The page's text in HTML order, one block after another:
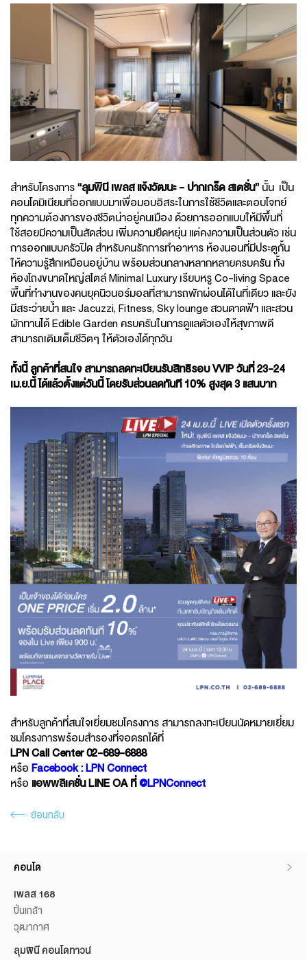
สำหรับโครงการ“ลุมพินี เพลส แจ้งวัฒนะ - ปากเกร็ด สเตชั่น”นั้น เป็น
คอนโดมิเนียมที่ออกแบบมาเพื่อมอบอิสระในการใช้ชีวิตและตอบโจทย์
ทุกความต้องการของชีวิตน่าอยู่คนเมือง ด้วยการออกแบบให้มีพื้นที่
ใช้สอยมีความเป็นสัดส่วน เพิ่มความยืดหยุ่น แต่คงความเป็นส่วนตัว เช่น
การออกแบบครัวปิด สำหรับคนรักการทำอาหาร ห้องนอนที่มีประตูกั้น
ให้ความรู้สึกเหมือนอยู่บ้าน พร้อมส่วนกลางหลากหลายครบครัน ทั้ง
ห้องโถงขนาดใหญ่สไตล์ Minimal Luxury เรียบหรู Co-living Space
พื้นที่ทำงานของคนยุคนิวนอร์มอลที่สามารถพักผ่อนได้ในที่เดียว และยัง
มีสระว่ายน้ำ และ Jacuzzi, Fitness, Sky lounge สวนดาดฟ้า และสวน
ผักทานได้ Edible Garden ครบครันในการดูแลตัวเองให้สุขภาพดี
สามารถเติมเต็มชีวิตๆ ให้ตัวเองได้ทุกวัน
ทั้งนี้ ลูกค้าที่สนใจ สามารถลดทะเบียนรับสิทธิรอบ VVIP วันที่ 23-24
เม.ย.นี้ ได้แล้วตั้งแต่วันนี้ โดยรับส่วนลดทันที 10% สูงสุด 3 แสนบาท
สำหรับลูกค้าที่สนใจเยี่ยมชมโครงการ สามารถลงทะเบียนนัดหมายเยี่ยม
ชมโครงการพร้อมสำรองที่จอดรถได้ที่
LPN Call Center 02-689-6888
หรือFacebook : LPN Connect
หรือ แอพพลิเคชั่น LINE OA ที่@LPNConnect
ย้อนกลับ
คอนโด
เพลส 168
ปิ่นเกล้า
วุฒากาศ
ลุมพินี คอนโดทาวน์